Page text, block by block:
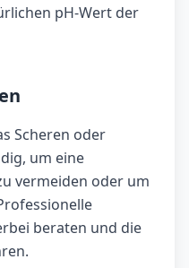
pH-Wert der
Scheren oder
um eine
vermeiden oder um
beraten und die